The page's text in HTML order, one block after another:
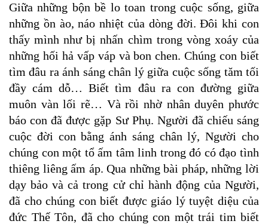
Giữa những bộn bề lo toan trong cuộc sống, giữa
những ồn ào, náo nhiệt của dòng đời. Đôi khi con
thấy mình như bị nhấn chìm trong vòng xoáy của
những hối hả vấp váp và bon chen. Chúng con biết
tìm đâu ra ánh sáng chân lý giữa cuộc sống tăm tối
đầy cám dỗ… Biết tìm đâu ra con đường giữa
muôn vàn lối rẽ… Và rồi nhờ nhân duyên phước
báo con đã được gặp Sư Phụ. Người đã chiếu sáng
cuộc đời con bằng ánh sáng chân lý, Người cho
chúng con một tổ ấm tâm linh trong đó có đạo tình
thiêng liêng ấm áp. Qua những bài pháp, những lời
dạy bảo và cả trong cử chỉ hành động của Người,
đã cho chúng con biết được giáo lý tuyệt diệu của
đức Thế Tôn, đã cho chúng con một trái tim biết